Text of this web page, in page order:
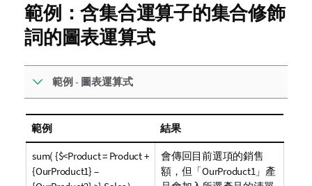
範例：含集合運算子的集合修飾
詞的圖表運算式
範例 - 圖表運算式
範例 結果
sum( {$<Product = Product +
{OurProduct1} –
會傳回目前選項的銷售
額，但「OurProduct1 」產